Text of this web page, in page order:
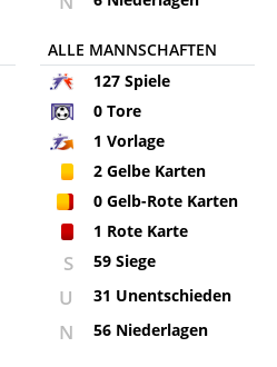
ALLE MANNSCHAFTEN
127Spiele
0Tore
1 Vorlage
2Gelbe Karten
0Gelb-Rote Karten
1 Rote Karte
S 59 Siege
U 31 Unentschieden
N 56 Niederlagen